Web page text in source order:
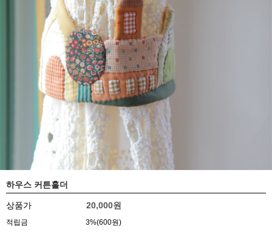
하우스 커튼홀더
상품가 20,000원
적립금 3%(600원)